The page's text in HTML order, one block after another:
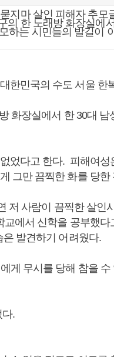
지마 살인 피해자 추모
의 한 노래방 화장실에
하는 시민들의 발길이
한민국의 수도 서울 한
화장실에서 한 30대 남
었다고 한다. 피해여성
그만 끔찍한 화를 당한
저 사람이 끔찍한 살인
에서 신학을 공부했다
은 발견하기 어려웠다.
게 무시를 당해 참을 수
.